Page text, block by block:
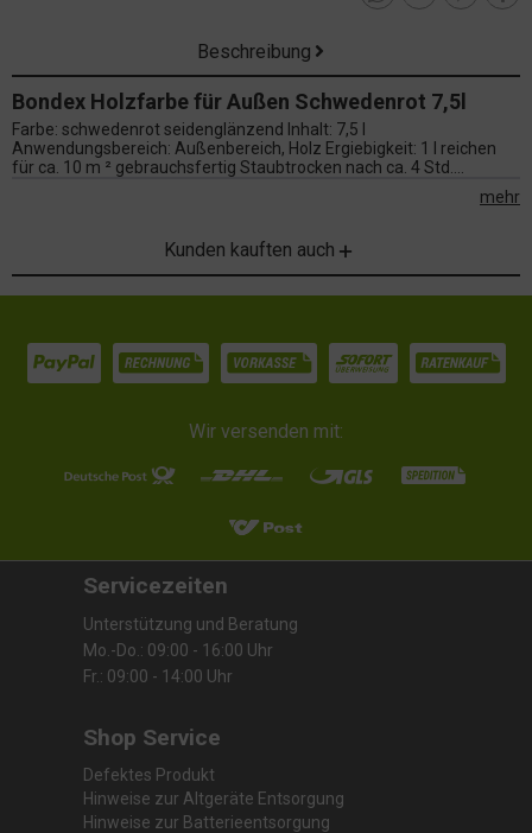
Beschreibung
Bondex Holzfarbe für Außen Schwedenrot 7,5l
Farbe: schwedenrot seidenglänzend Inhalt: 7,5 l
Anwendungsbereich: Außenbereich, Holz Ergiebigkeit: 1 l reichen
für ca. 10 m ² gebrauchsfertig Staubtrocken nach ca. 4 Std....
mehr
Kunden kauften auch
Wir versenden mit:
Servicezeiten
Unterstützung und Beratung
Mo.-Do.: 09:00 - 16:00 Uhr
Fr.: 09:00 - 14:00 Uhr
Shop Service
Defektes Produkt
Hinweise zur Altgeräte Entsorgung
Hinweise zur Batterieentsorgung